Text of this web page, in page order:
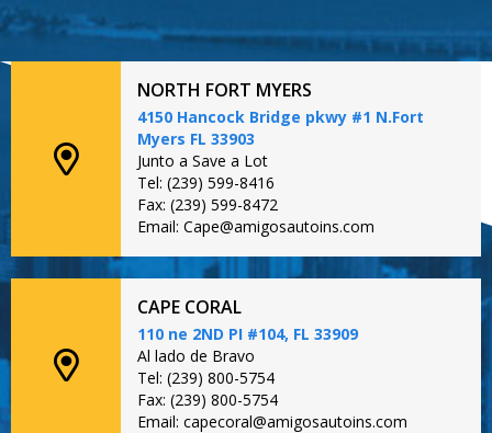
NORTH FORT MYERS
4150 Hancock Bridge pkwy #1 N.Fort
Myers FL 33903
Junto a Save a Lot
Tel: (239) 599-8416
Fax: (239) 599-8472
Email: Cape@amigosautoins.com
CAPE CORAL
110 ne 2ND PI #104, FL 33909
Al lado de Bravo
Tel: (239) 800-5754
Fax: (239) 800-5754
Email: capecoral@amigosautoins.com